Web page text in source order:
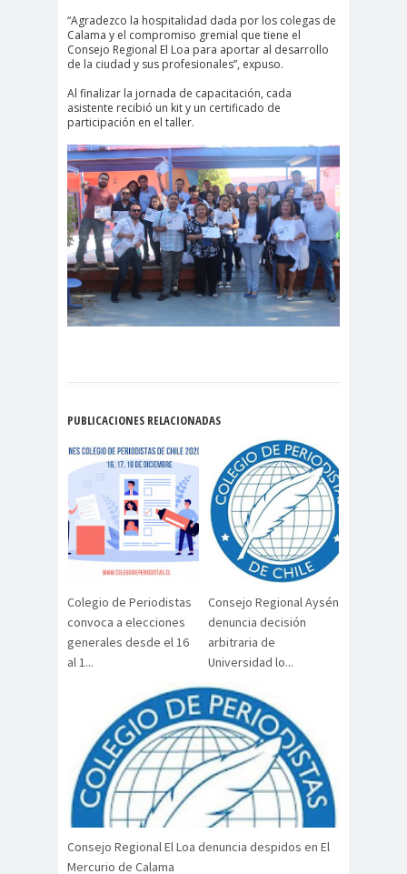
dia
#noticia
s
#Colegiodeperiodistas
#PrensaProte
gida
mayo
11 de
septiembre
18 de
octubre
1DEMAY
O
8demarz
o
aborto
Abraham
Santibañez
Abrazo
s
abuso
s
abusos
activismo
digital
actos de
violencia
Acuerdo por la
paz
Acuerdo por la Paz y
Nueva
Acuerdo por la Paz y Nueva
ADN
adultos
mayores
Afganistá
n
AFUCA
agresión
periodistas
agresion
agresiones a la
prensa
Alberto Gato
Gamboa
Alcaldía Ciudadana de
Alejandra
Alejandro
“Agradezco la hospitalidad dada por los colegas de
Calama y el compromiso gremial que tiene el
Consejo Regional El Loa para aportar al desarrollo
de la ciudad y sus profesionales”, expuso.
Al finalizar la jornada de capacitación, cada
asistente recibió un kit y un certificado de
participación en el taller.
PUBLICACIONES RELACIONADAS
Colegio de Periodistas
convoca a elecciones
generales desde el 16
al 1...
Consejo Regional Aysén
denuncia decisión
arbitraria de
Universidad lo...
Consejo Regional El Loa denuncia despidos en El
Mercurio de Calama